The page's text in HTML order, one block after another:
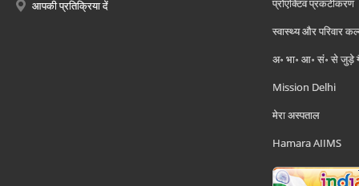
आपकी प्रतिक्रिया दें
प्रोएक्टिव प्रकटीकरण
स्वास्थ्य और परिवार
अ॰ भा॰ आ॰ सं॰ से जुड़े
Mission Delhi
मेरा अस्पताल
Hamara AIIMS